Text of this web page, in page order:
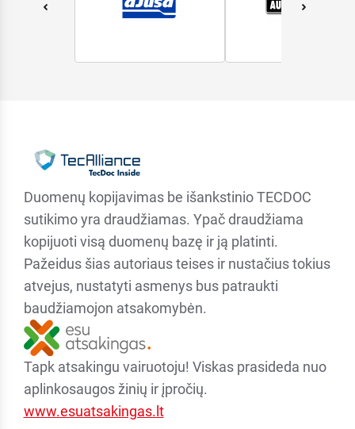
Duomenų kopijavimas be išankstinio TECDOC
sutikimo yra draudžiamas. Ypač draudžiama
kopijuoti visą duomenų bazę ir ją platinti.
Pažeidus šias autoriaus teises ir nustačius tokius
atvejus, nustatyti asmenys bus patraukti
baudžiamojon atsakomybėn.
Tapk atsakingu vairuotoju! Viskas prasideda nuo
aplinkosaugos žinių ir įpročių.
www.esuatsakingas.lt